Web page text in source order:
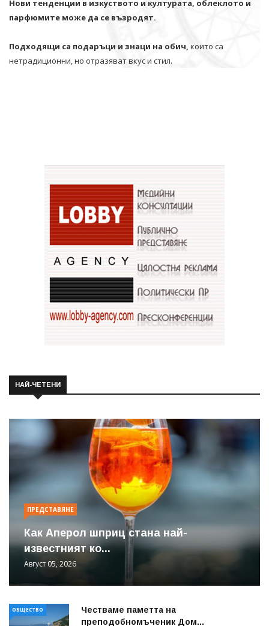
Нови тенденции в изкуството и културата, облеклото и
парфюмите може да се възродят.
Подходящи са подаръци и знаци на обич, които са
нетрадиционни, но отразяват вкус и стил.
НАЙ-ЧЕТЕНИ
ПРЕДСТАВЯНЕ
Как Аперол шприц стана най-
известният ко...
Август 05, 2026
ОБЩЕСТВО
Честваме паметта на
преподобномъченик Дом...